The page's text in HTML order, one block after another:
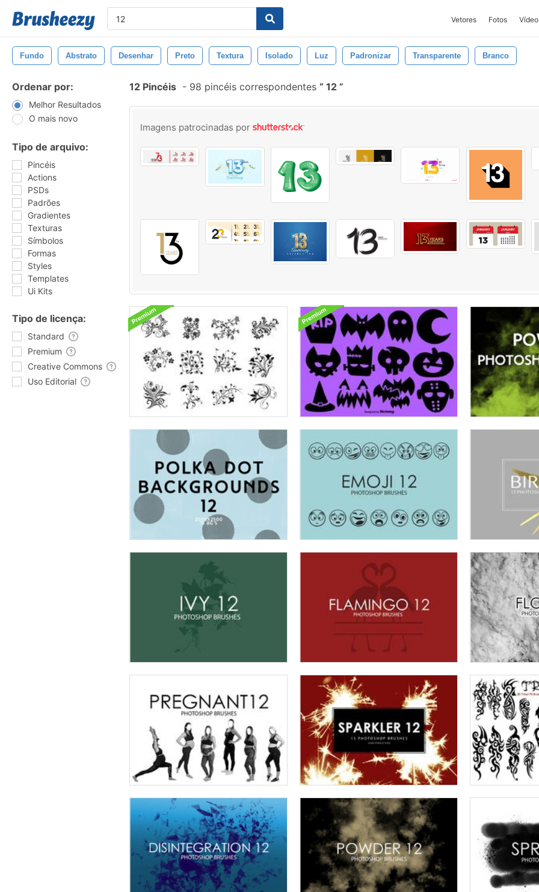
Vetores Fotos Vídeo
Fundo Abstrato Desenhar Preto Textura Isolado Luz Padronizar Transparente Branco
Ordenar por:
Melhor Resultados
O mais novo
Tipo de arquivo:
Pincéis
Actions
PSDs
Padrões
Gradientes
Texturas
Símbolos
Formas
Styles
Templates
Ui Kits
Tipo de licença:
Standard
Premium
Creative Commons
Uso Editorial
12 Pincéis - 98 pincéis correspondentes 12
Imagens patrocinadas por